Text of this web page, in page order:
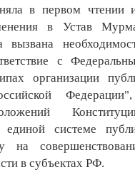
в первом чтении и
в Устав
вызвана
с
организации
системе
на
в субъектах РФ.